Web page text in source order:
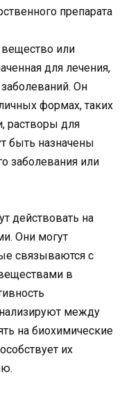
или
для лечения,
Он
формах, таких
растворы для
быть назначены
заболевания или
действовать на
Они могут
связываются с
в
между
на биохимические
их